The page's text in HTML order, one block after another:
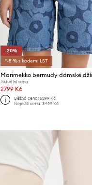
-20%
*-5 % s kódem: LST
Marimekko bermudy dámské
Aktuální cena:
2799 Kč
Běžná cena: 5399 Kč
Nejnižší cena: 3499 Kč